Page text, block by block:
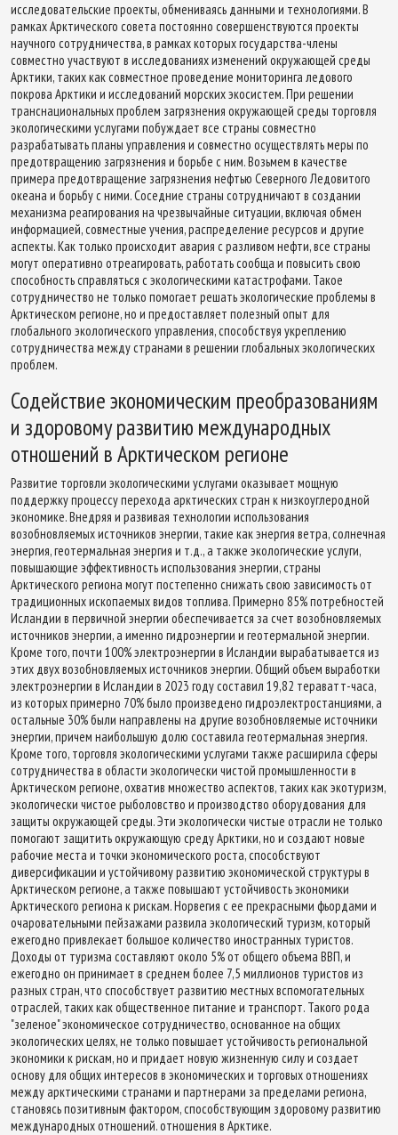
исследовательские проекты, обмениваясь данными и технологиями. В
рамках Арктического совета постоянно совершенствуются проекты
научного сотрудничества, в рамках которых государства-члены
совместно участвуют в исследованиях изменений окружающей среды
Арктики, таких как совместное проведение мониторинга ледового
покрова Арктики и исследований морских экосистем. При решении
транснациональных проблем загрязнения окружающей среды торговля
экологическими услугами побуждает все страны совместно
разрабатывать планы управления и совместно осуществлять меры по
предотвращению загрязнения и борьбе с ним. Возьмем в качестве
примера предотвращение загрязнения нефтью Северного Ледовитого
океана и борьбу с ними. Соседние страны сотрудничают в создании
механизма реагирования на чрезвычайные ситуации, включая обмен
информацией, совместные учения, распределение ресурсов и другие
аспекты. Как только происходит авария с разливом нефти, все страны
могут оперативно отреагировать, работать сообща и повысить свою
способность справляться с экологическими катастрофами. Такое
сотрудничество не только помогает решать экологические проблемы в
Арктическом регионе, но и предоставляет полезный опыт для
глобального экологического управления, способствуя укреплению
сотрудничества между странами в решении глобальных экологических
проблем.
Содействие экономическим преобразованиям
и здоровому развитию международных
отношений в Арктическом регионе
Развитие торговли экологическими услугами оказывает мощную
поддержку процессу перехода арктических стран к низкоуглеродной
экономике. Внедряя и развивая технологии использования
возобновляемых источников энергии, такие как энергия ветра, солнечная
энергия, геотермальная энергия и т.д., а также экологические услуги,
повышающие эффективность использования энергии, страны
Арктического региона могут постепенно снижать свою зависимость от
традиционных ископаемых видов топлива. Примерно 85% потребностей
Исландии в первичной энергии обеспечивается за счет возобновляемых
источников энергии, а именно гидроэнергии и геотермальной энергии.
Кроме того, почти 100% электроэнергии в Исландии вырабатывается из
этих двух возобновляемых источников энергии. Общий объем выработки
электроэнергии в Исландии в 2023 году составил 19,82 тераватт-часа,
из которых примерно 70% было произведено гидроэлектростанциями, а
остальные 30% были направлены на другие возобновляемые источники
энергии, причем наибольшую долю составила геотермальная энергия.
Кроме того, торговля экологическими услугами также расширила сферы
сотрудничества в области экологически чистой промышленности в
Арктическом регионе, охватив множество аспектов, таких как экотуризм,
экологически чистое рыболовство и производство оборудования для
защиты окружающей среды. Эти экологически чистые отрасли не только
помогают защитить окружающую среду Арктики, но и создают новые
рабочие места и точки экономического роста, способствуют
диверсификации и устойчивому развитию экономической структуры в
Арктическом регионе, а также повышают устойчивость экономики
Арктического региона к рискам. Норвегия с ее прекрасными фьордами и
очаровательными пейзажами развила экологический туризм, который
ежегодно привлекает большое количество иностранных туристов.
Доходы от туризма составляют около 5% от общего объема ВВП, и
ежегодно он принимает в среднем более 7,5 миллионов туристов из
разных стран, что способствует развитию местных вспомогательных
отраслей, таких как общественное питание и транспорт. Такого рода
"зеленое" экономическое сотрудничество, основанное на общих
экологических целях, не только повышает устойчивость региональной
экономики к рискам, но и придает новую жизненную силу и создает
основу для общих интересов в экономических и торговых отношениях
между арктическими странами и партнерами за пределами региона,
становясь позитивным фактором, способствующим здоровому развитию
международных отношений. отношения в Арктике.